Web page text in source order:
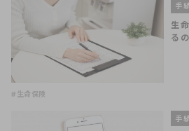
手
生
る
#生命保険
手